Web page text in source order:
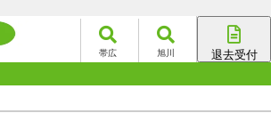
帯広 旭川 退去受付